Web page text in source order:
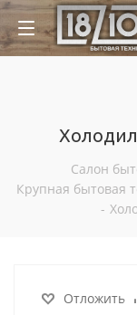
Салон
Крупная бытовая
-
Отложить